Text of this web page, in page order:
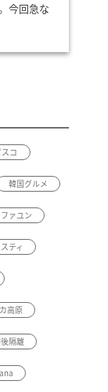
今回急な
スコ
韓国グルメ
ァユン
ティ
高原
隔離